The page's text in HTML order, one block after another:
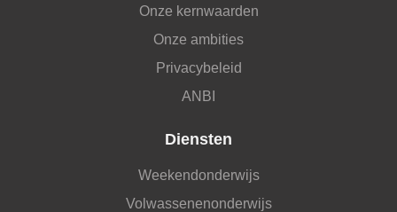
Onze kernwaarden
Onze ambities
Privacybeleid
ANBI
Diensten
Weekendonderwijs
Volwassenenonderwijs